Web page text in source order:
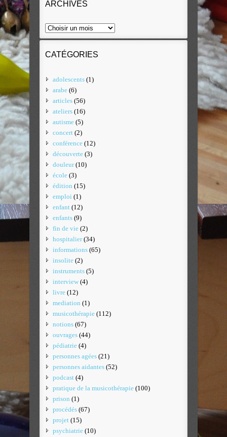
ARCHIVES
CATÉGORIES
adolescents (1)
arabe (6)
articles (56)
ateliers (16)
autisme (5)
concert (2)
conférence (12)
découverte (3)
douleur(10)
école (3)
édition (15)
emploi (1)
enfant (12)
enfants (9)
fin de vie (2)
hospitalier(34)
informations (65)
insolite (2)
instruments (5)
interview (4)
livre (12)
mediation (1)
musicothérapie (112)
notions (67)
ouvrages (44)
pédiatrie (4)
personnes agées (21)
personnes aidantes (52)
podcast (4)
pratique de la musicothérapie (100)
prison (1)
procédés (67)
projet (15)
psychiatrie (10)